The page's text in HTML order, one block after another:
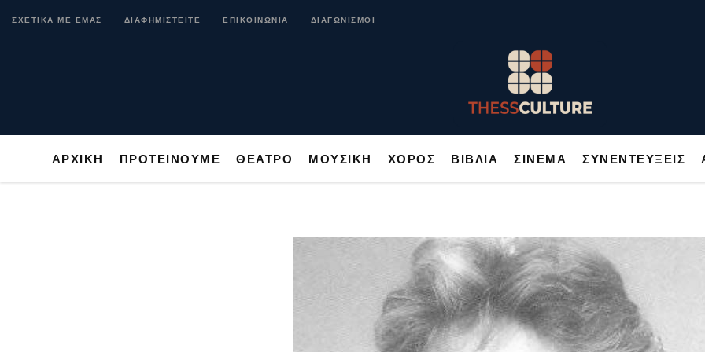
ΣΧΕΤΙΚΑ ΜΕ ΕΜΑΣ ΔΙΑΦΗΜΙΣΤΕΙΤΕ ΕΠΙΚΟΙΝΩΝΙΑ ΔΙΑΓΩΝΙΣΜΟΙ
ΑΡΧΙΚΗ ΠΡΟΤΕΙΝΟΥΜΕ ΘΕΑΤΡΟ ΜΟΥΣΙΚΗ ΧΟΡΟΣ ΒΙΒΛΙΑ ΣΙΝΕΜΑ ΣΥΝΕΝΤΕΥΞΕΙΣ
ΑΡΧΙΚΗ ΠΡΟΤΕΙΝΟΥΜΕ ΘΕΑΤΡΟ ΜΟΥΣΙΚΗ